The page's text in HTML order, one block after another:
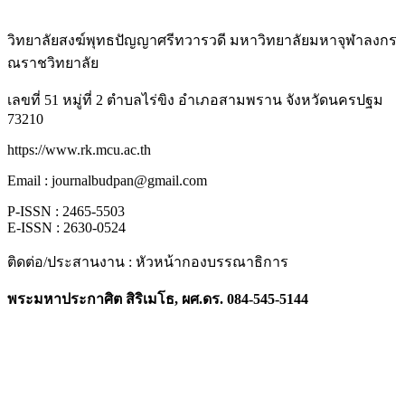
วิทยาลัยสงฆ์พุทธปัญญาศรีทวารวดี มหาวิทยาลัยมหาจุฬาลงกร
ณราชวิทยาลัย
เลขที่ 51 หมู่ที่ 2 ตำบลไร่ขิง อำเภอสามพราน จังหวัดนครปฐม
73210
https://www.rk.mcu.ac.th
Email : journalbudpan@gmail.com
P-ISSN : 2465-5503
E-ISSN : 2630-0524
ติดต่อ/ประสานงาน : หัวหน้ากองบรรณาธิการ
พระมหาประกาศิต สิริเมโธ, ผศ.ดร. 084-545-5144